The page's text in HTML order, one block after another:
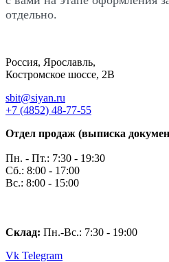
отдельно.
Россия, Ярославль,
Костромское шоссе, 2В
sbit@siyan.ru
+7 (4852) 48-77-55
Отдел продаж (выписка
Пн. - Пт.: 7:30 - 19:30
Сб.: 8:00 - 17:00
Вс.: 8:00 - 15:00
Склад: Пн.-Вс.: 7:30 - 19:00
Vk Telegram